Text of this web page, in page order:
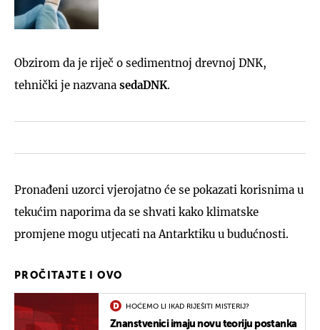
Obzirom da je riječ o sedimentnoj drevnoj DNK,
tehnički je nazvana sedaDNK.
Pronađeni uzorci vjerojatno će se pokazati korisnima u
tekućim naporima da se shvati kako klimatske
promjene mogu utjecati na Antarktiku u budućnosti.
PROČITAJTE I OVO
HOĆEMO LI IKAD RIJEŠITI MISTERIJ?
Znanstvenici imaju novu teoriju postanka